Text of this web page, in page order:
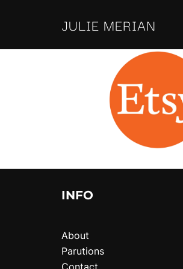
JULIE MERIAN
INFO
About
Parutions
Contact